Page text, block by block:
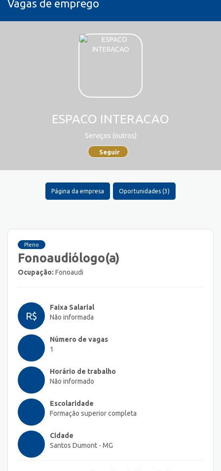
Vagas de emprego
ESPACO INTERACAO
Serviços (outros)
Seguir
Página da empresa Oportunidades (3)
Pleno
Fonoaudiólogo(a)
Ocupação: Fonoaudi
R$
Faixa Salarial
Não informada
Número de vagas
1
Horário de trabalho
Não informado
Escolaridade
Formação superior completa
Cidade
Santos Dumont - MG